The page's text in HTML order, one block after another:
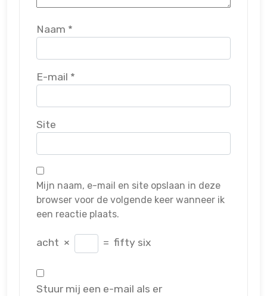
Naam *
E-mail *
Site
Mijn naam, e-mail en site opslaan in deze
browser voor de volgende keer wanneer ik
een reactie plaats.
acht × = fifty six
Stuur mij een e-mail als er